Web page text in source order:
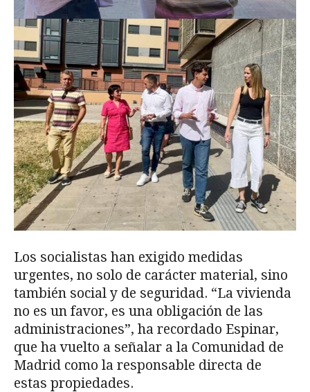
Los socialistas han exigido medidas
urgentes, no solo de carácter material, sino
también social y de seguridad. “La vivienda
no es un favor, es una obligación de las
administraciones”, ha recordado Espinar,
que ha vuelto a señalar a la Comunidad de
Madrid como la responsable directa de
estas propiedades.